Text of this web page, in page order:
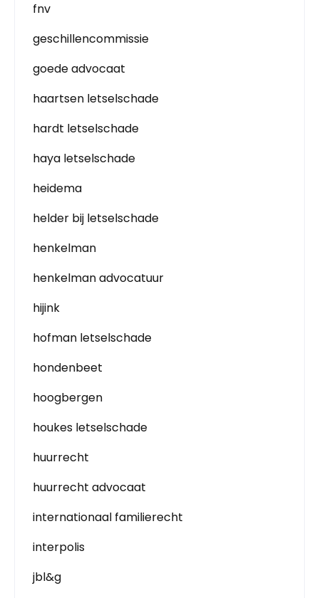
fnv
geschillencommissie
goede advocaat
haartsen letselschade
hardt letselschade
haya letselschade
heidema
helder bij letselschade
henkelman
henkelman advocatuur
hijink
hofman letselschade
hondenbeet
hoogbergen
houkes letselschade
huurrecht
huurrecht advocaat
internationaal familierecht
interpolis
jbl&g